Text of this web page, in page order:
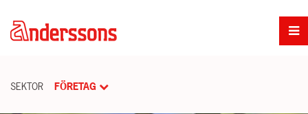
SEKTOR FÖRETAG